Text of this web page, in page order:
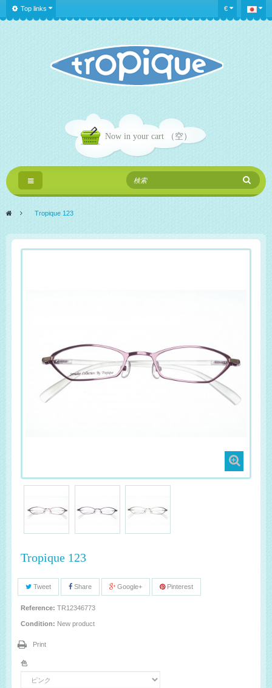
€
Top links
Now in your cart （空）
Toggle
navigation
> Tropique 123
Tropique 123
Tweet Share Google+ Pinterest
Reference: TR12346773
Condition: New product
Print
色